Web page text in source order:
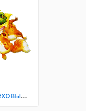
Праздники - Ореховый - Хлебный Спас